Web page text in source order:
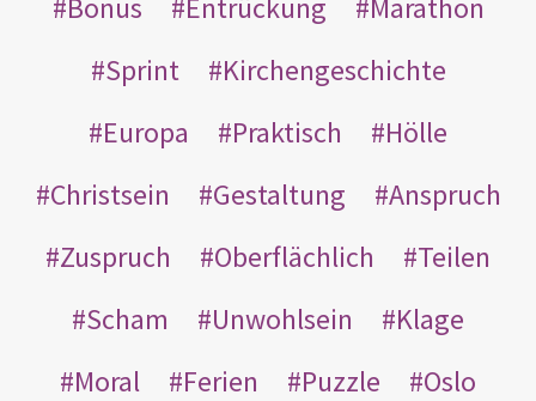
Sprint
Kirchengeschichte
Europa
Praktisch
Hölle
Christsein
Gestaltung
Anspruch
Zuspruch
Oberflächlich
Teilen
Scham
Unwohlsein
Klage
Moral
Ferien Puzzle
Oslo